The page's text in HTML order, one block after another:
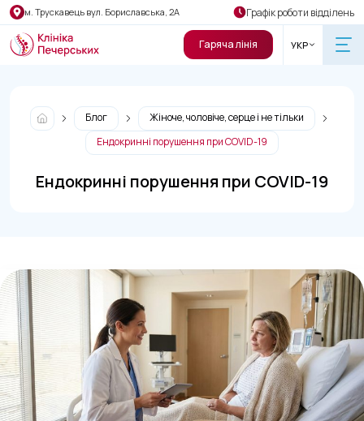
м. Трускавець вул. Бориславська, 2А Графік роботи відділень
Гаряча лінія УКР
Блог
Жіноче, чоловіче, серце і не тільки
Ендокринні порушення при COVID-19
Ендокринні порушення при COVID-19